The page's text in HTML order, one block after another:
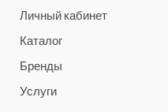
Личный кабинет
Каталог
Бренды
Услуги